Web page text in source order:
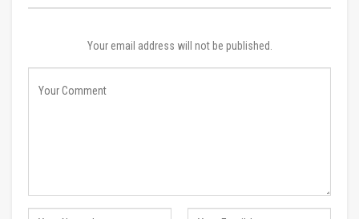
Your email address will not be published.